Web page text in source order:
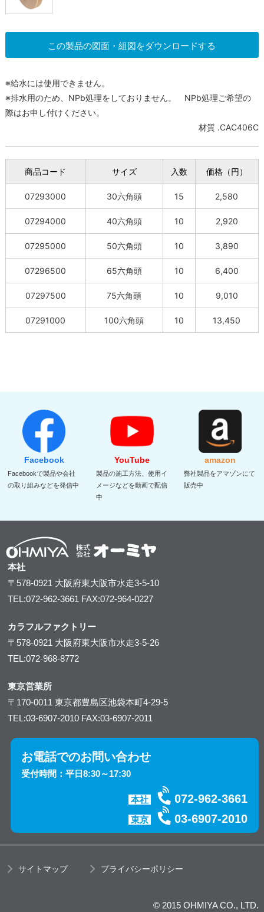
この製品の図面・組図をダウンロードする
※給水には使用できません。
※排水用のため、NPb処理をしておりません。 NPb処理ご希望の
際はお申し付けください。
材質 .CAC406C
商品コード サイズ 入数 価格（円）
07293000 30六角頭 15 2,580
07294000 40六角頭 10 2,920
07295000 50六角頭 10 3,890
07296500 65六角頭 10 6,400
07297500 75六角頭 10 9,010
07291000 100六角頭 10 13,450
Facebook
Facebookで製品や会社
の取り組みなどを発信中
YouTube
製品の施工方法、使用イ
メージなどを動画で配信
中
amazon
弊社製品をアマゾンにて
販売中
本社
〒578-0921 大阪府東大阪市水走3-5-10
TEL:072-962-3661 FAX:072-964-0227
カラフルファクトリー
〒578-0921 大阪府東大阪市水走3-5-26
TEL:072-968-8772
東京営業所
〒170-0011東京都豊島区池袋本町4-29-5
TEL:03-6907-2010 FAX:03-6907-2011
お電話でのお問い合わせ
受付時間：平日8:30～17:30
本社 072-962-3661
東京 03-6907-2010
サイトマップ プライバシーポリシー
© 2015 OHMIYA CO., LTD.